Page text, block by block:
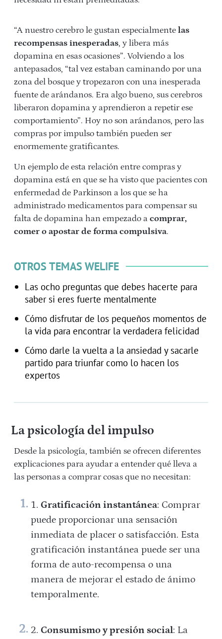
“A nuestro cerebro le gustan especialmente las
recompensas inesperadas, y libera más
dopamina en esas ocasiones”. Volviendo a los
antepasados, “tal vez estaban caminando por una
zona del bosque y tropezaron con una inesperada
fuente de arándanos. Era algo bueno, sus cerebros
liberaron dopamina y aprendieron a repetir ese
comportamiento”. Hoy no son arándanos, pero las
compras por impulso también pueden ser
enormemente gratificantes.
Un ejemplo de esta relación entre compras y
dopamina está en que se ha visto que pacientes con
enfermedad de Parkinson a los que se ha
administrado medicamentos para compensar su
falta de dopamina han empezado a comprar,
comer o apostar de forma compulsiva.
OTROS TEMAS WELIFE
Las ocho preguntas que debes hacerte para
saber si eres fuerte mentalmente
Cómo disfrutar de los pequeños momentos de
la vida para encontrar la verdadera felicidad
Cómo darle la vuelta a la ansiedad y sacarle
partido para triunfar como lo hacen los
expertos
La psicología del impulso
Desde la psicología, también se ofrecen diferentes
explicaciones para ayudar a entender qué lleva a
las personas a comprar cosas que no necesitan:
Gratificación instantánea: Comprar
puede proporcionar una sensación
inmediata de placer o satisfacción. Esta
gratificación instantánea puede ser una
forma de auto-recompensa o una
manera de mejorar el estado de ánimo
temporalmente.
Consumismo y presión social: La